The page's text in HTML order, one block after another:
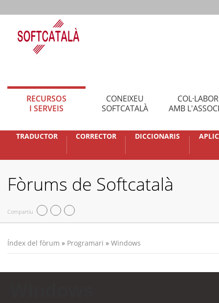
RECURSOS
I SERVEIS
CONEIXEU
SOFTCATALÀ
AMB
TRADUCTOR CORRECTOR DICCIONARIS
Fòrums de Softcatalà
Compartiu
Índex del fòrum » Programari » Windows